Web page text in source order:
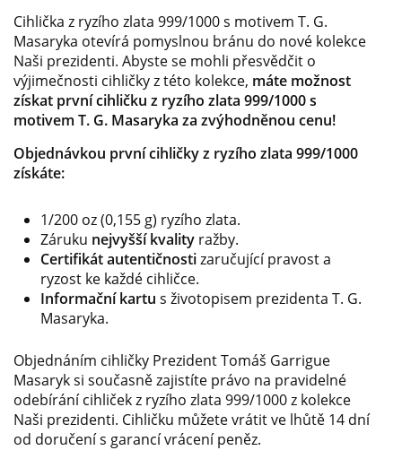
Cihlička z ryzího zlata 999/1000 s motivem T. G.
Masaryka otevírá pomyslnou bránu do nové kolekce
Naši prezidenti. Abyste se mohli přesvědčit o
výjimečnosti cihličky z této kolekce, máte možnost
získat první cihličku z ryzího zlata 999/1000 s
motivem T. G. Masaryka za zvýhodněnou cenu!
Objednávkou první cihličky z ryzího zlata 999/1000
získáte:
1/200 oz (0,155 g) ryzího zlata.
Záruku nejvyšší kvality ražby.
Certifikát autentičnostizaručující pravost a
ryzost ke každé cihličce.
Informační kartu s životopisem prezidenta T. G.
Masaryka.
Objednáním cihličky Prezident Tomáš Garrigue
Masaryk si současně zajistíte právo na pravidelné
odebírání cihliček z ryzího zlata 999/1000 z kolekce
Naši prezidenti. Cihličku můžete vrátit ve lhůtě 14 dní
od doručení s garancí vrácení peněz.